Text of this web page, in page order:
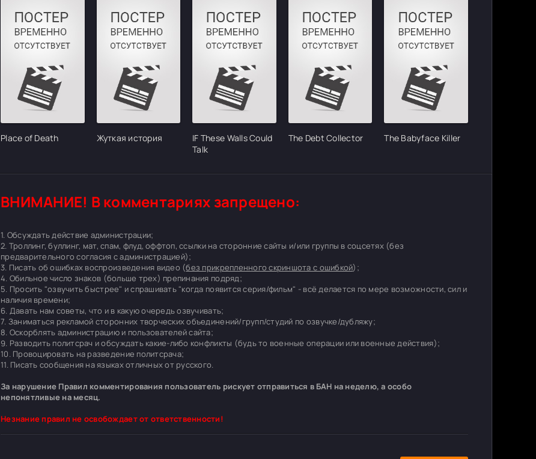
Place of Death Жуткая история
IF These Walls Could
Talk
The Debt Collector The Babyface Killer
ВНИМАНИЕ! В комментариях запрещено:
1. Обсуждать действие администрации;
2. Троллинг, буллинг, мат, спам, флуд, оффтоп, ссылки на сторонние сайты и/или группы в соцсетях (без
предварительного согласия с администрацией);
3. Писать об ошибках воспроизведения видео (без прикрепленного скриншота с ошибкой);
4. Обильное число знаков (больше трех) препинания подряд;
5. Просить "озвучить быстрее" и спрашивать "когда появится серия/фильм" - всё делается по мере возможности, сил и
наличия времени;
6. Давать нам советы, что и в какую очередь озвучивать;
7. Заниматься рекламой сторонних творческих объединений/групп/студий по озвучке/дубляжу;
8. Оскорблять администрацию и пользователей сайта;
9. Разводить политсрач и обсуждать какие-либо конфликты (будь то военные операции или военные действия);
10. Провоцировать на разведение политсрача;
11. Писать сообщения на языках отличных от русского.
За нарушение Правил комментирования пользователь рискует отправиться в БАН на неделю, а особо
непонятливые на месяц.
Незнание правил не освобождает от ответственности!